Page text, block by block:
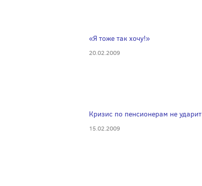
«Я тоже так хочу!»
20.02.2009
Кризис по пенсионерам не ударит
15.02.2009